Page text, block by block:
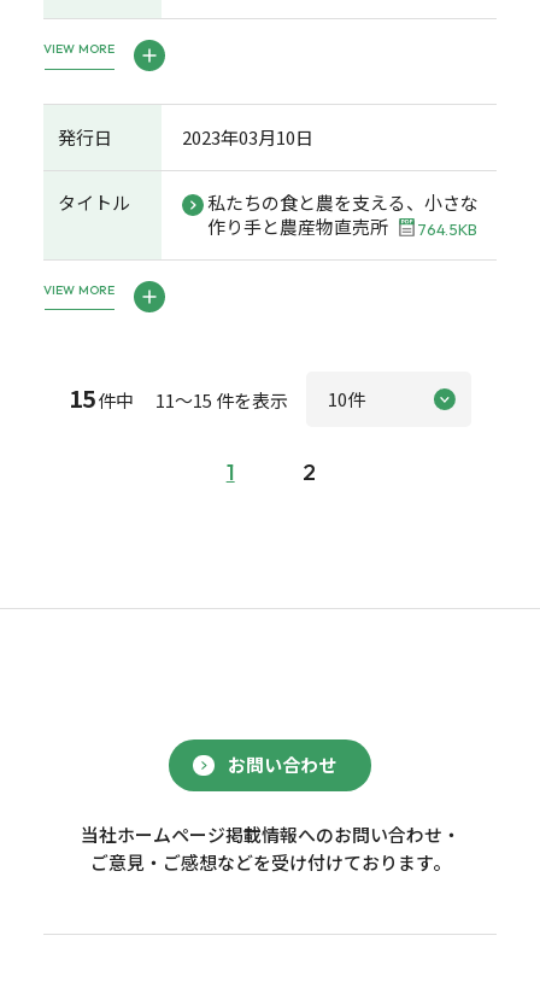
VIEW MORE
発行日 2023年03月10日
タイトル
私たちの食と農を支える、小さな
作り手と農産物直売所
764.5KB
VIEW MORE
15件中 11～15 件を表示
1 2
お問い合わせ
当社ホームページ掲載情報へのお問い合わせ・
ご意見・ご感想などを受け付けております。